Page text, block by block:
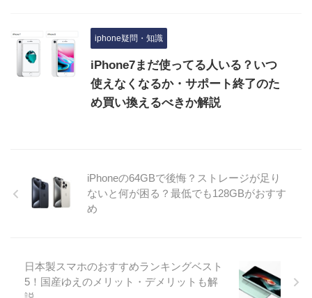
iphone疑問・知識
iPhone7まだ使ってる人いる？いつ
使えなくなるか・サポート終了のた
め買い換えるべきか解説
iPhoneの64GBで後悔？ストレージが足り
ないと何が困る？最低でも128GBがおすす
め
日本製スマホのおすすめランキングベスト
5！国産ゆえのメリット・デメリットも解